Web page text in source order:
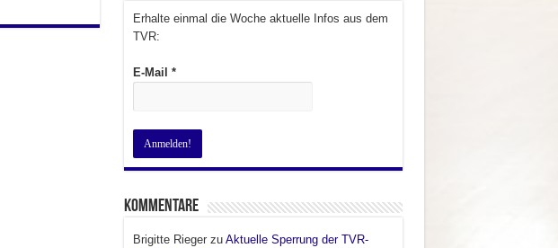
Erhalte einmal die Woche aktuelle Infos aus dem
TVR:
E-Mail *
Kommentare
Brigitte Riegerzu Aktuelle Sperrung der TVR-